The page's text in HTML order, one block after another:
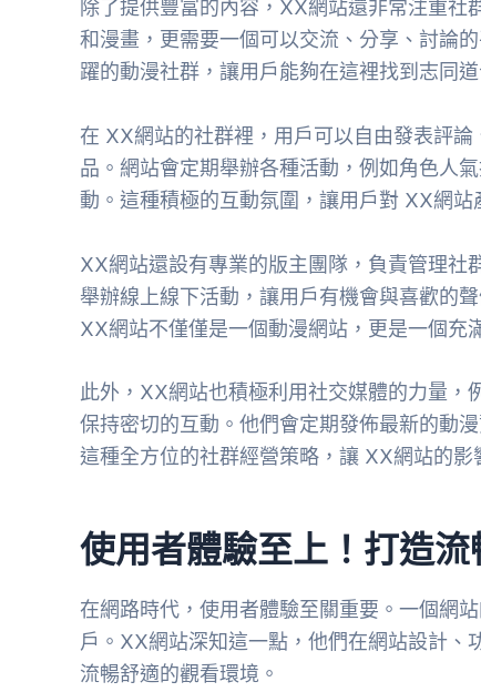
除了提供豐富的內容，XX網站還非常注重社
和漫畫，更需要一個可以交流、分享、討論
躍的動漫社群，讓用戶能夠在這裡找到志同
在 XX網站的社群裡，用戶可以自由發表評
品。網站會定期舉辦各種活動，例如角色人
動。這種積極的互動氛圍，讓用戶對 XX網
XX網站還設有專業的版主團隊，負責管理社
舉辦線上線下活動，讓用戶有機會與喜歡的
XX網站不僅僅是一個動漫網站，更是一個充
此外，XX網站也積極利用社交媒體的力量
保持密切的互動。他們會定期發佈最新的動
這種全方位的社群經營策略，讓 XX網站的影
使用者體驗至上！打造
在網路時代，使用者體驗至關重要。一個網
戶。XX網站深知這一點，他們在網站設計、
流暢舒適的觀看環境。